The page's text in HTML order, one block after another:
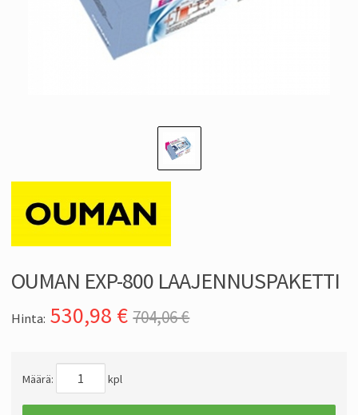
OUMAN EXP-800 LAAJENNUSPAKETTI
Hinta: 530,98 € 704,06 €
Määrä: kpl